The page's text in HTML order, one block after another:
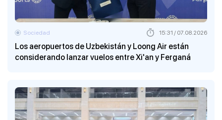
Los aeropuertos de Uzbekistán y Loong Air están
considerando lanzar vuelos entre Xi'an y Ferganá
Sociedad 15:31 / 07.08.2026